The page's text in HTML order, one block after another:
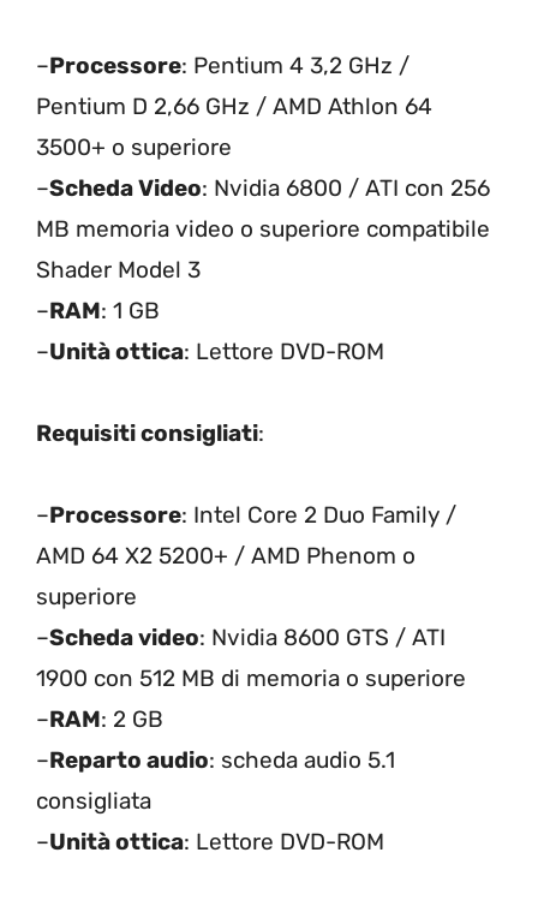
–Processore: Pentium 4 3,2 GHz /
Pentium D 2,66 GHz / AMD Athlon 64
3500+ o superiore
–Scheda Video: Nvidia 6800 / ATI con 256
MB memoria video o superiore compatibile
Shader Model 3
–RAM: 1 GB
–Unità ottica: Lettore DVD-ROM
Requisiti consigliati:
–Processore: Intel Core 2 Duo Family /
AMD 64 X2 5200+ / AMD Phenom o
superiore
–Scheda video: Nvidia 8600 GTS / ATI
1900 con 512 MB di memoria o superiore
–RAM: 2 GB
–Reparto audio: scheda audio 5.1
consigliata
–Unità ottica: Lettore DVD-ROM